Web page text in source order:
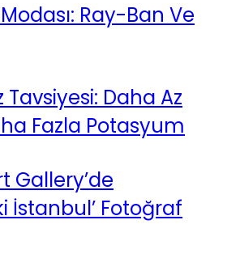
Modası: Ray-Ban Ve
Tavsiyesi: Daha Az
Fazla Potasyum
Gallery’de
İstanbul’ Fotoğraf